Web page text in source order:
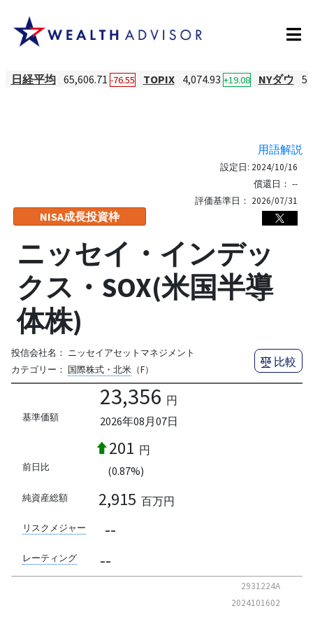
日経平均 65,606.71 -76.55 TOPIX 4,074.93 +19.08 NYダウ
用語解説
NISA成長投資枠
設定日: 2024/10/16
償還日： --
評価基準日： 2026/07/31
ニッセイ・インデッ
クス・SOX(米国半導
体株)
投信会社名： ニッセイアセットマネジメント
カテゴリー： 国際株式・北米（F）
比較
基準価額
23,356 円
2026年08月07日
前日比
201 円
(0.87%)
純資産総額 2,915 百万円
リスクメジャー --
レーティング --
2931224A
2024101602